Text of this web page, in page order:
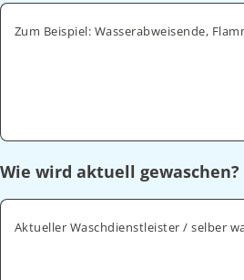
Wie wird aktuell gewaschen?
Aktueller Waschdienstleister / selber